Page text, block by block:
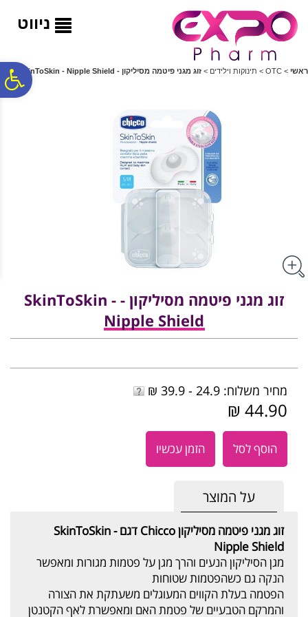
ניווט
ראשי >
OTC
> תינוקות וילידים > זוג מגני פיטמה מסיליקון - SkinToSkin - Nipple Shield
זוג מגני פיטמה מסיליקון - SkinToSkin -
Nipple Shield
מחיר משלוח: 24.9 - 39.9 ₪
44.90 ₪
הוסף לסל הזמן עכשיו
על המוצר
זוג מגני פיטמה מסיליקון Chicco דגם
SkinToSkin -
Nipple Shield
מגן הסיליקון הנעים והרך מגן על פטמות מגורות ומאפשר
הנקה גם כשהפטמות שטוחות
הפטמה בעלת הקווים המעוגלים משעתקת את הצורה
והמרקם הטבעיים של פטמת האם ומאפשרת לאף הקטנטן